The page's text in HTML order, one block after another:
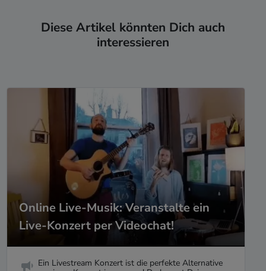
Diese Artikel könnten Dich auch
interessieren
Online Live-Musik: Veranstalte ein
Live-Konzert per Videochat!
Ein Livestream Konzert ist die perfekte Alternative